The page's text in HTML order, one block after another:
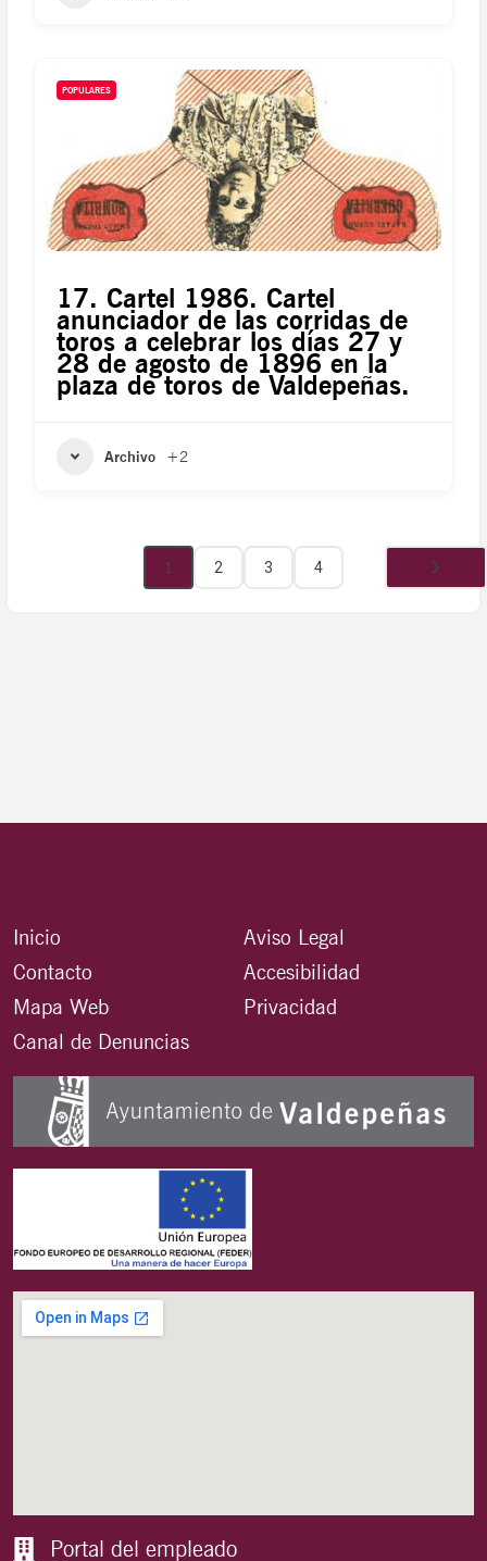
POPULARES
17. Cartel 1986. Cartel
anunciador de las corridas de
toros a celebrar los días 27 y
28 de agosto de 1896 en la
plaza de toros de Valdepeñas.
Archivo +2
1 2 3 4
Inicio
Contacto
Mapa Web
Canal de Denuncias
Aviso Legal
Accesibilidad
Privacidad
Portal del empleado